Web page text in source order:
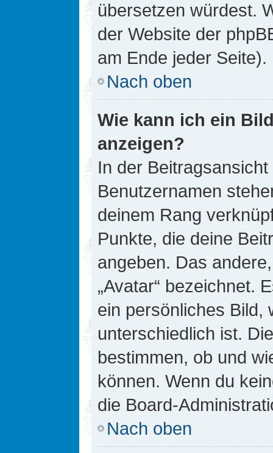
übersetzen würdest.
der Website der
am Ende jeder Seite).
Nach oben
Wie kann ich ein
anzeigen?
In der
Benutzernamen
deinem Rang
Punkte, die deine
angeben. Das
„Avatar“ bezeichnet.
ein persönliches Bild,
unterschiedlich ist.
bestimmen, ob und
können. Wenn du
die Board-
Nach oben